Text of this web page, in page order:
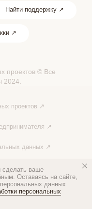
сделать ваше
Оставаясь на сайте,
данных
персональных
Найти поддержку ↗
↗
проектов © Все
проектов ↗
↗
данных ↗
↗
CC BY 4.0 ↗